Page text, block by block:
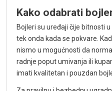
Kako odabrati
Bojleri su uređaji čije bitnosti
tek onda kada se pokvare.
nismo u mogućnosti da
radnje poput umivanja ili
imati kvalitetan i pouzdan